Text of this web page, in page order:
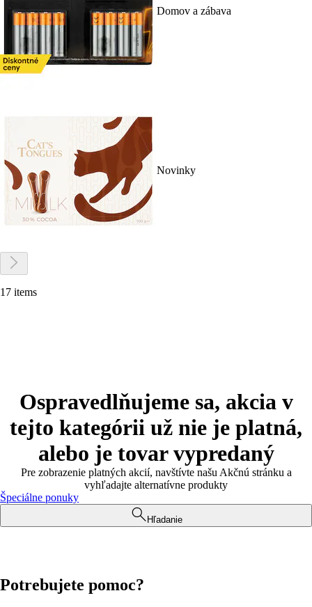
Domov a zábava
Novinky
17 items
Ospravedlňujeme sa, akcia v
tejto kategórii už nie je platná,
alebo je tovar vypredaný
Pre zobrazenie platných akcií, navštívte našu Akčnú stránku a
vyhľadajte alternatívne produkty
Špeciálne ponuky
Hľadanie
Potrebujete pomoc?